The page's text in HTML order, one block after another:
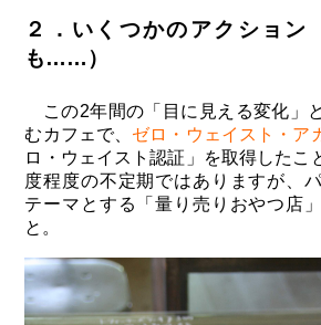
２．いくつかのアクション
も……）
この2年間の「目に見える変化」
むカフェで、 ゼロ・ウェイスト・ア
ロ・ウェイスト認証」を取得したこ
度程度の不定期ではありますが、
テーマとする「量り売りおやつ店
と。